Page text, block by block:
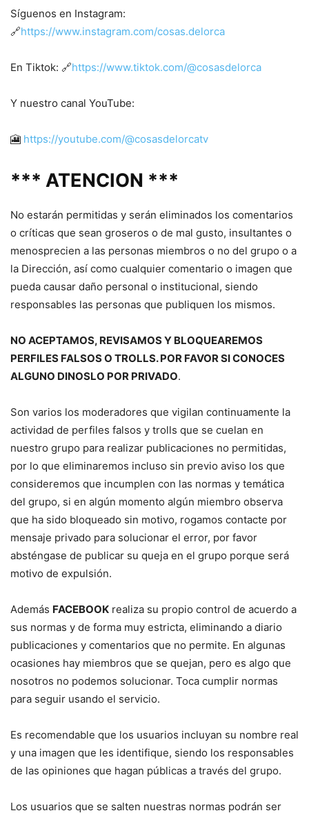
Síguenos en Instagram:
🔗https://www.instagram.com/cosas.delorca
En Tiktok: 🔗https://www.tiktok.com/@cosasdelorca
Y nuestro canal YouTube:
🎦 https://youtube.com/@cosasdelorcatv
*** ATENCION ***
No estarán permitidas y serán eliminados los comentarios
o críticas que sean groseros o de mal gusto, insultantes o
menosprecien a las personas miembros o no del grupo o a
la Dirección, así como cualquier comentario o imagen que
pueda causar daño personal o institucional, siendo
responsables las personas que publiquen los mismos.
NO ACEPTAMOS, REVISAMOS Y BLOQUEAREMOS
PERFILES FALSOS O TROLLS. POR FAVOR SI CONOCES
ALGUNO DINOSLO POR PRIVADO.
Son varios los moderadores que vigilan continuamente la
actividad de perfiles falsos y trolls que se cuelan en
nuestro grupo para realizar publicaciones no permitidas,
por lo que eliminaremos incluso sin previo aviso los que
consideremos que incumplen con las normas y temática
del grupo, si en algún momento algún miembro observa
que ha sido bloqueado sin motivo, rogamos contacte por
mensaje privado para solucionar el error, por favor
absténgase de publicar su queja en el grupo porque será
motivo de expulsión.
Además FACEBOOK realiza su propio control de acuerdo a
sus normas y de forma muy estricta, eliminando a diario
publicaciones y comentarios que no permite. En algunas
ocasiones hay miembros que se quejan, pero es algo que
nosotros no podemos solucionar. Toca cumplir normas
para seguir usando el servicio.
Es recomendable que los usuarios incluyan su nombre real
y una imagen que les identifique, siendo los responsables
de las opiniones que hagan públicas a través del grupo.
Los usuarios que se salten nuestras normas podrán ser